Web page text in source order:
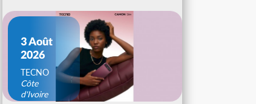
3 Août
2026
TECNO
Côte
d'Ivoire